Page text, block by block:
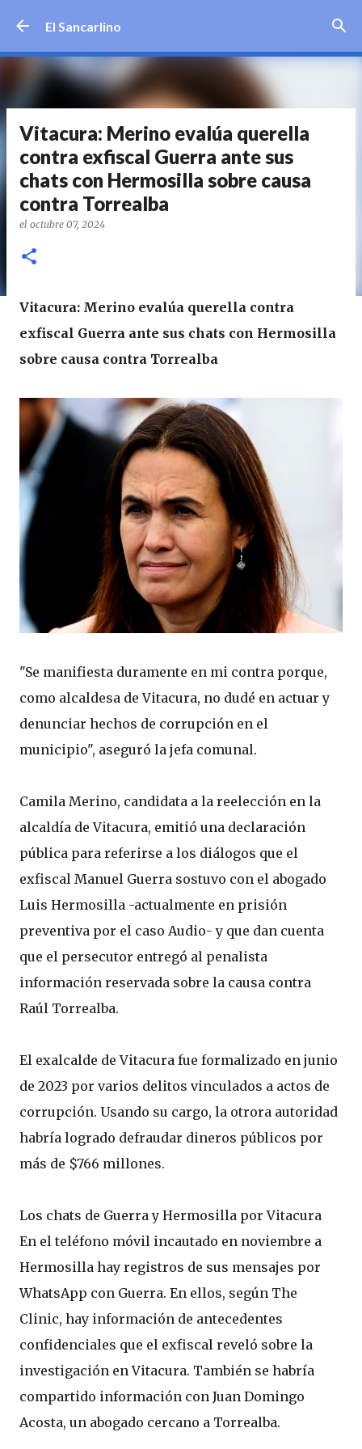
El Sancarlino
Vitacura: Merino evalúa querella
contra exfiscal Guerra ante sus
chats con Hermosilla sobre causa
contra Torrealba
el octubre 07, 2024
Vitacura: Merino evalúa querella contra
exfiscal Guerra ante sus chats con Hermosilla
sobre causa contra Torrealba
"Se manifiesta duramente en mi contra porque,
como alcaldesa de Vitacura, no dudé en actuar y
denunciar hechos de corrupción en el
municipio", aseguró la jefa comunal.
Camila Merino, candidata a la reelección en la
alcaldía de Vitacura, emitió una declaración
pública para referirse a los diálogos que el
exfiscal Manuel Guerra sostuvo con el abogado
Luis Hermosilla -actualmente en prisión
preventiva por el caso Audio- y que dan cuenta
que el persecutor entregó al penalista
información reservada sobre la causa contra
Raúl Torrealba.
El exalcalde de Vitacura fue formalizado en junio
de 2023 por varios delitos vinculados a actos de
corrupción. Usando su cargo, la otrora autoridad
habría logrado defraudar dineros públicos por
más de $766 millones.
Los chats de Guerra y Hermosilla por Vitacura
En el teléfono móvil incautado en noviembre a
Hermosilla hay registros de sus mensajes por
WhatsApp con Guerra. En ellos, según The
Clinic, hay información de antecedentes
confidenciales que el exfiscal reveló sobre la
investigación en Vitacura. También se habría
compartido información con Juan Domingo
Acosta, un abogado cercano a Torrealba.